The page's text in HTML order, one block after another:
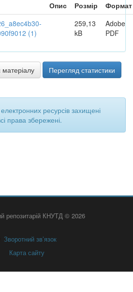
Опис Розмір
Формат
(1)
259,13
kB
Adobe
PDF
Перегляд статистики
електронних ресурсів захищені
права збережені.
репозитарій КНУТД © 2026
Зворотний зв’язок
Карта сайту